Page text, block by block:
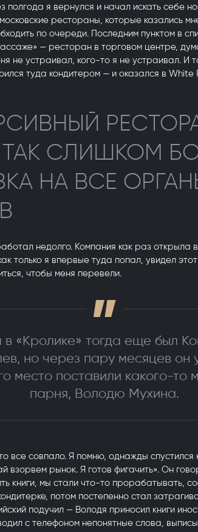
полгода я вернулся и начал искать себе
рестораны, которые казались
по очереди. Последним пунктом в
— ресторан в торговом центре,
не устраивал, кого-то я не устраивал. И
туда кондитером — и оказался в White
СЛИШКОМ
НА ВСЕ
недолго. Компания как раз открыла
только я впервые туда попал, увидел
чтобы меня перевели.
«Кролике» тогда еще был
но через пару месяцев он
место поставили какого-то
парня, Володю Мухина.
все совпало. Я помню, однажды спустился
взорвем рынок. Я готов фигачить». Он
книги, мы стали что-то прорабатывать,
потом постепенно стал
подучил — Володя приносил книги
с телефоном непонятные слова,